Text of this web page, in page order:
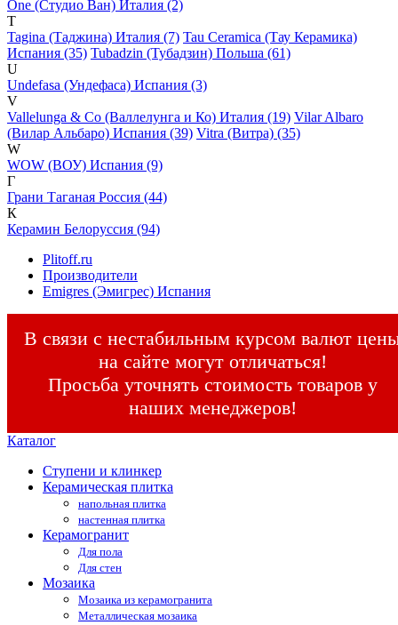
One (Студио Ван) Италия (2)
T
Tagina (Таджина) Италия (7) Tau Ceramica (Тау Керамика)
Испания (35) Tubadzin (Тубадзин) Польша (61)
U
Undefasa (Ундефаса) Испания (3)
V
Vallelunga & Co (Валлелунга и Ко) Италия (19) Vilar Albaro
(Вилар Альбаро) Испания (39) Vitra (Витра) (35)
W
WOW (ВОУ) Испания (9)
Г
Грани Таганая Россия (44)
К
Керамин Белоруссия (94)
Plitoff.ru
Производители
Emigres (Эмигрес) Испания
В связи с нестабильным курсом валют
на сайте могут отличаться!
Просьба уточнять стоимость товаров у
наших менеджеров!
Каталог
Ступени и клинкер
Керамическая плитка
напольная плитка
настенная плитка
Керамогранит
Для пола
Для стен
Мозаика
Мозаика из керамогранита
Металлическая мозаика